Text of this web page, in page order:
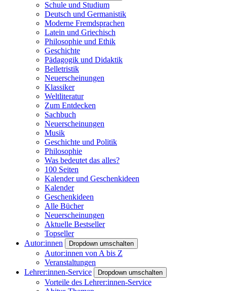
Schule und Studium
Deutsch und Germanistik
Moderne Fremdsprachen
Latein und Griechisch
Philosophie und Ethik
Geschichte
Pädagogik und Didaktik
Belletristik
Neuerscheinungen
Klassiker
Weltliteratur
Zum Entdecken
Sachbuch
Neuerscheinungen
Musik
Geschichte und Politik
Philosophie
Was bedeutet das alles?
100 Seiten
Kalender und Geschenkideen
Kalender
Geschenkideen
Alle Bücher
Neuerscheinungen
Aktuelle Bestseller
Topseller
Autor:innen
Dropdown umschalten
Autor:innen von A bis Z
Veranstaltungen
Lehrer:innen-Service
Dropdown umschalten
Vorteile des Lehrer:innen-Service